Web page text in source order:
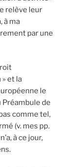
relève leur
à ma
par une
et la
le
Préambule de
comme tel,
(v. mes pp.
à ce jour,